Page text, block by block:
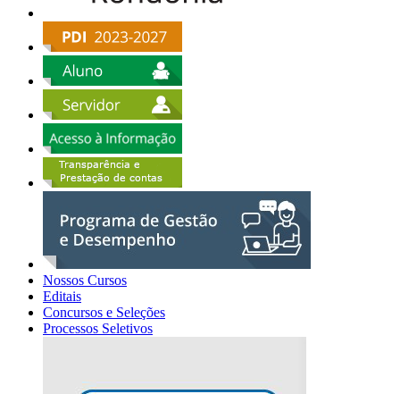
Nossos Cursos
Editais
Concursos e Seleções
Processos Seletivos